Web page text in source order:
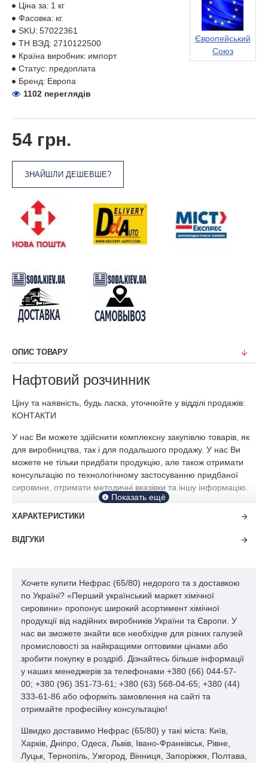
54 грн.
ЗНАЙШЛИ ДЕШЕВШЕ?
Ціна за: 1 кг
Фасовка: кг.
SKU: 57022361
ТН ВЭД: 2710122500
Країна виробник: импорт
Статус: предоплата
Бренд: Европа
Європейський
Союз
1102 переглядів
ОПИС ТОВАРУ
Нафтовий розчинник
Ціну та наявність, будь ласка, уточнюйте у відділі продажів:
КОНТАКТИ
У нас Ви можете здійснити комплексну закупівлю товарів, як
для виробництва, так і для подальшого продажу. У нас Ви
можете не тільки придбати продукцію, але також отримати
консультацію по технологічному застосуванню придбаної
сировини, отримати методичні вказівки та іншу інформацію.
ХАРАКТЕРИСТИКИ
ВІДГУКИ
Хочете купити Нефрас (65/80) недорого та з доставкою
по Україні? «Перший український маркет хімічної
сировини» пропонує широкий асортимент хімічної
продукції від надійних виробників України та Європи. У
нас ви зможете знайти все необхідне для різних галузей
промисловості за найкращими оптовими цінами або
зробити покупку в роздріб. Дізнайтесь більше інформації
у наших менеджерів за телефонами +380 (66) 044-57-
00; +380 (96) 351-73-61; +380 (63) 568-04-65; +380 (44)
333-61-86 або оформіть замовлення на сайті та
отримайте професійну консультацію!
Швидко доставимо Нефрас (65/80) у такі міста: Київ,
Харків, Дніпро, Одеса, Львів, Івано-Франківськ, Рівне,
Луцьк, Тернопіль, Ужгород, Вінниця, Запоріжжя, Полтава,